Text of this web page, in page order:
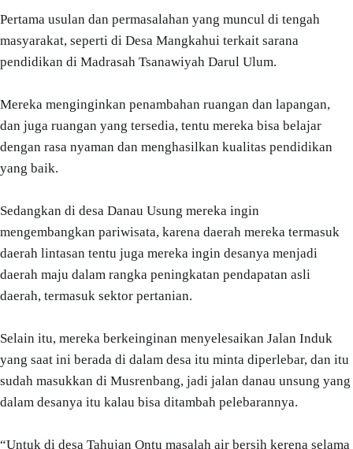
Pertama usulan dan permasalahan yang muncul di tengah
masyarakat, seperti di Desa Mangkahui terkait sarana
pendidikan di Madrasah Tsanawiyah Darul Ulum.
Mereka menginginkan penambahan ruangan dan lapangan,
dan juga ruangan yang tersedia, tentu mereka bisa belajar
dengan rasa nyaman dan menghasilkan kualitas pendidikan
yang baik.
Sedangkan di desa Danau Usung mereka ingin
mengembangkan pariwisata, karena daerah mereka termasuk
daerah lintasan tentu juga mereka ingin desanya menjadi
daerah maju dalam rangka peningkatan pendapatan asli
daerah, termasuk sektor pertanian.
Selain itu, mereka berkeinginan menyelesaikan Jalan Induk
yang saat ini berada di dalam desa itu minta diperlebar, dan itu
sudah masukkan di Musrenbang, jadi jalan danau unsung yang
dalam desanya itu kalau bisa ditambah pelebarannya.
“Untuk di desa Tahujan Ontu masalah air bersih kerena selama